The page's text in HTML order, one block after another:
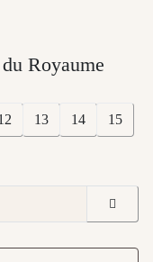
Royaume
13 14 15